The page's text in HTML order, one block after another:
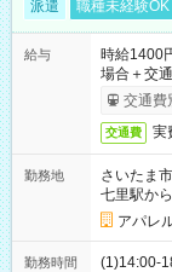
派遣 職種未経験OK
給与
時給1400
場合＋交
交通費
交通費 実
勤務地
さいたま
七里駅か
アパレ
勤務時間
(1)14:00-